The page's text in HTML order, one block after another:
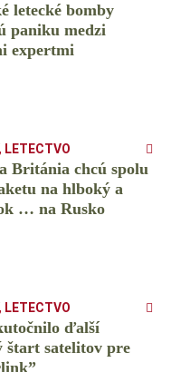
letecké bomby
paniku medzi
expertmi
LETECTVO
Británia chcú spolu
na hlboký a
… na Rusko
LETECTVO
ďalší
štart satelitov pre